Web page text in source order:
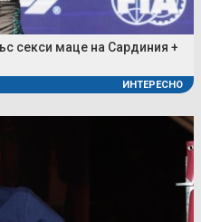
секси маце на Сардиния +
ИНТЕРЕСНО